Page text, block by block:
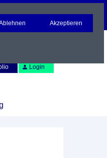
Login
Akzeptieren